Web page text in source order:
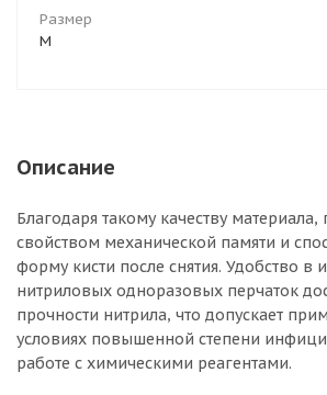
Размер
M
Описание
Благодаря такому качеству
свойством механической памяти и
форму кисти после снятия. Удобство в
нитриловых одноразовых перчаток
прочности нитрила, что допускает
условиях повышенной степени
работе с химическими реагентами.